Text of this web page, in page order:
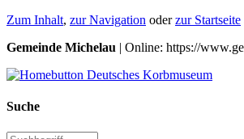
Zum Inhalt, zur Navigation oderzur Startseite
Gemeinde Michelau | Online: https://
Suche